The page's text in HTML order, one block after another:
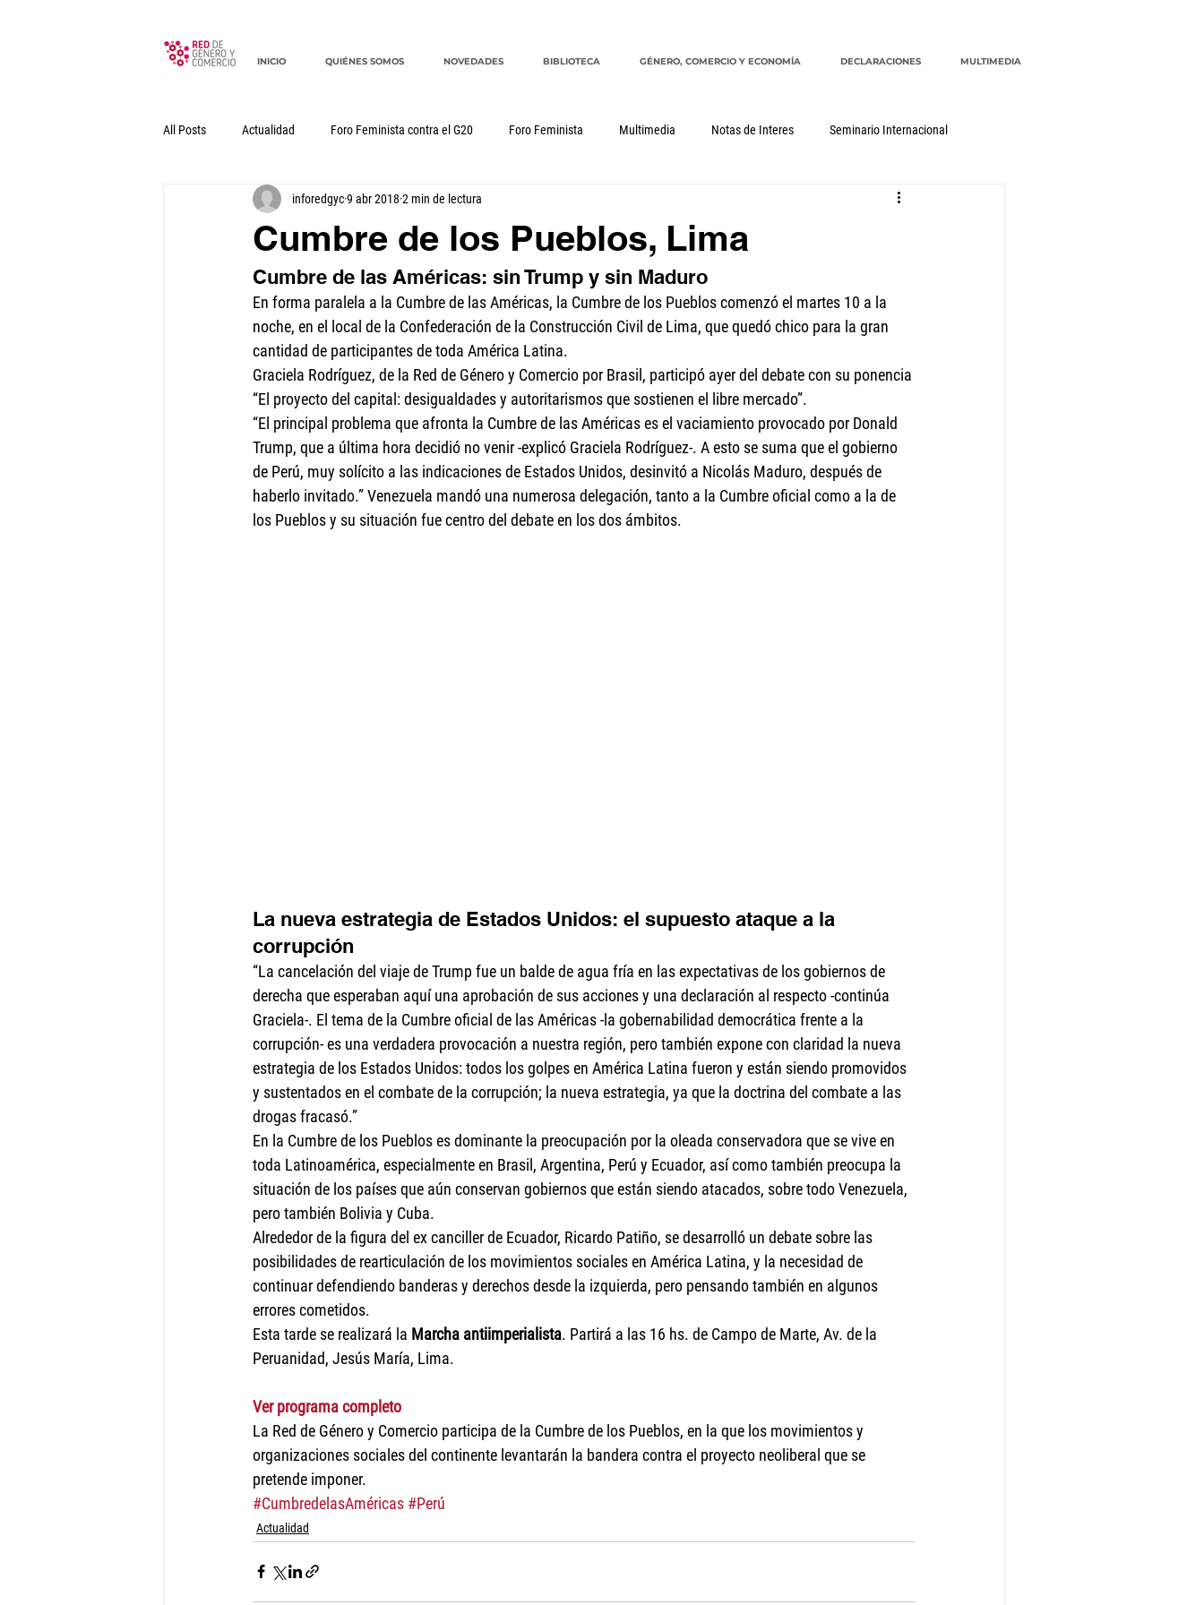
INICIO QUIÉNES SOMOS NOVEDADES BIBLIOTECA GÉNERO, COMERCIO Y ECONOMÍA DECLARACIONES MULTIMEDIA
All Posts Actualidad Foro Feminista contra el G20 Foro Feminista Multimedia Notas de Interes Seminario Internacional
Documentos Declaraciones Género, comercio y economía
Cumbre de los Pueblos, Lima
inforedgyc9 abr 2018 2 min de lectura
Cumbre de las Américas: sin Trump y sin Maduro
En forma paralela a la Cumbre de las Américas, la Cumbre de los Pueblos comenzó el martes 10 a la
noche, en el local de la Confederación de la Construcción Civil de Lima, que quedó chico para la gran
cantidad de participantes de toda América Latina.
Graciela Rodríguez, de la Red de Género y Comercio por Brasil, participó ayer del debate con su ponencia
“El proyecto del capital: desigualdades y autoritarismos que sostienen el libre mercado”.
“El principal problema que afronta la Cumbre de las Américas es el vaciamiento provocado por Donald
Trump, que a última hora decidió no venir -explicó Graciela Rodríguez-. A esto se suma que el gobierno
de Perú, muy solícito a las indicaciones de Estados Unidos, desinvitó a Nicolás Maduro, después de
haberlo invitado.” Venezuela mandó una numerosa delegación, tanto a la Cumbre oficial como a la de
los Pueblos y su situación fue centro del debate en los dos ámbitos.
La nueva estrategia de Estados Unidos: el supuesto ataque a la
corrupción
“La cancelación del viaje de Trump fue un balde de agua fría en las expectativas de los gobiernos de
derecha que esperaban aquí una aprobación de sus acciones y una declaración al respecto -continúa
Graciela-. El tema de la Cumbre oficial de las Américas -la gobernabilidad democrática frente a la
corrupción- es una verdadera provocación a nuestra región, pero también expone con claridad la nueva
estrategia de los Estados Unidos: todos los golpes en América Latina fueron y están siendo promovidos
y sustentados en el combate de la corrupción; la nueva estrategia, ya que la doctrina del combate a las
drogas fracasó.”
En la Cumbre de los Pueblos es dominante la preocupación por la oleada conservadora que se vive en
toda Latinoamérica, especialmente en Brasil, Argentina, Perú y Ecuador, así como también preocupa la
situación de los países que aún conservan gobiernos que están siendo atacados, sobre todo Venezuela,
pero también Bolivia y Cuba.
Alrededor de la figura del ex canciller de Ecuador, Ricardo Patiño, se desarrolló un debate sobre las
posibilidades de rearticulación de los movimientos sociales en América Latina, y la necesidad de
continuar defendiendo banderas y derechos desde la izquierda, pero pensando también en algunos
errores cometidos.
Esta tarde se realizará la Marcha antiimperialista. Partirá a las 16 hs. de Campo de Marte, Av. de la
Peruanidad, Jesús María, Lima.
Ver programa completo
La Red de Género y Comercio participa de la Cumbre de los Pueblos, en la que los movimientos y
organizaciones sociales del continente levantarán la bandera contra el proyecto neoliberal que se
pretende imponer.
#CumbredelasAméricas #Perú
Actualidad